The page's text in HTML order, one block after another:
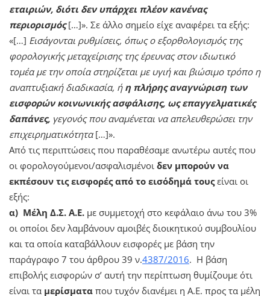
εταιριών, διότι δεν υπάρχει πλέον κανένας
περιορισμός[…]». Σε άλλο σημείο είχε αναφέρει τα εξής:
«[…] Εισάγονται ρυθμίσεις, όπως ο εξορθολογισμός της
φορολογικής μεταχείρισης της έρευνας στον ιδιωτικό
τομέα με την οποία στηρίζεται με υγιή και βιώσιμο τρόπο η
αναπτυξιακή διαδικασία, ή η πλήρης αναγνώριση των
εισφορών κοινωνικής ασφάλισης, ως επαγγελματικές
δαπάνες, γεγονός που αναμένεται να απελευθερώσει την
επιχειρηματικότητα[…]».
Από τις περιπτώσεις που παραθέσαμε ανωτέρω αυτές που
οι φορολογούμενοι/ασφαλισμένοι δεν μπορούν να
εκπέσουν τις εισφορές από το εισόδημά τουςείναι οι
εξής:
α) Μέλη Δ.Σ. Α.Ε. με συμμετοχή στο κεφάλαιο άνω του 3%
οι οποίοι δεν λαμβάνουν αμοιβές διοικητικού συμβουλίου
και τα οποία καταβάλλουν εισφορές με βάση την
παράγραφο 7 του άρθρου 39 ν.4387/2016. Η βάση
επιβολής εισφορών σ’ αυτή την περίπτωση θυμίζουμε ότι
είναι τα μερίσματα που τυχόν διανέμει η Α.Ε. προς τα μέλη